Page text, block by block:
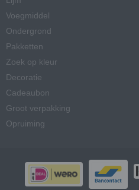
Voegmiddel
Ondergrond
Pakketten
Zoek op kleur
Decoratie
Cadeaubon
Groot verpakking
Opruiming